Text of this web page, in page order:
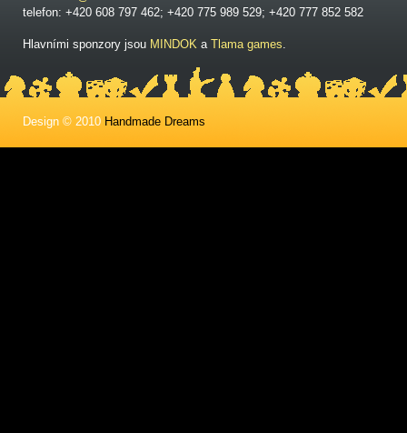
telefon: +420 608 797 462; +420 775 989 529; +420 777 852 582
Hlavními sponzory jsou MINDOK a Tlama games.
Design © 2010 Handmade Dreams